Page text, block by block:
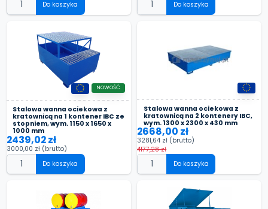
Do koszyka Do koszyka
Stalowa wanna ociekowa z
kratownicą na 1 kontener IBC ze
stopniem, wym. 1150 x 1650 x
1000 mm
NOWOŚĆ
2439,02 zł
3000,00 zł (brutto)
Do koszyka
Stalowa wanna ociekowa z
kratownicą na 2 kontenery IBC,
wym. 1300 x 2300 x 430 mm
2668,00 zł
3281,64 zł (brutto)
4177,28 zł
Do koszyka